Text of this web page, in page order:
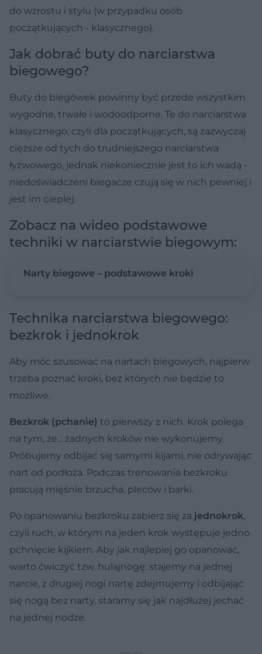
do wzrostu i stylu (w przypadku osób
początkujących - klasycznego).
Jak dobrać buty do narciarstwa
biegowego?
Buty do biegówek powinny być przede wszystkim
wygodne, trwałe i wodoodporne. Te do narciarstwa
klasycznego, czyli dla początkujących, są zazwyczaj
cięższe od tych do trudniejszego narciarstwa
łyżwowego, jednak niekoniecznie jest to ich wadą -
niedoświadczeni biegacze czują się w nich pewniej i
jest im cieplej.
Zobacz na wideo podstawowe
techniki w narciarstwie biegowym:
Narty biegowe – podstawowe kroki
Technika narciarstwa biegowego:
bezkrok i jednokrok
Aby móc szusować na nartach biegowych, najpierw
trzeba poznać kroki, bez których nie będzie to
możliwe.
Bezkrok (pchanie) to pierwszy z nich. Krok polega
na tym, że... żadnych kroków nie wykonujemy.
Próbujemy odbijać się samymi kijami, nie odrywając
nart od podłoża. Podczas trenowania bezkroku
pracują mięśnie brzucha, pleców i barki.
Po opanowaniu bezkroku zabierz się za jednokrok,
czyli ruch, w którym na jeden krok występuje jedno
pchnięcie kijkiem. Aby jak najlepiej go opanować,
warto ćwiczyć tzw. hulajnogę: stajemy na jednej
narcie, z drugiej nogi nartę zdejmujemy i odbijając
się nogą bez narty, staramy się jak najdłużej jechać
na jednej nodze.